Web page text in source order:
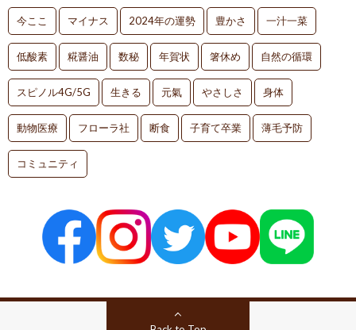
今ここ マイナス 2024年の運勢 豊かさ 一汁一菜
低酸素 糀醤油 数秘 年賀状 箸休め 自然の循環
スピノル4G/5G 生きる 元氣 やさしさ 身体
動物医療 フローラ社 断食 子育て卒業 薄毛予防
コミュニティ